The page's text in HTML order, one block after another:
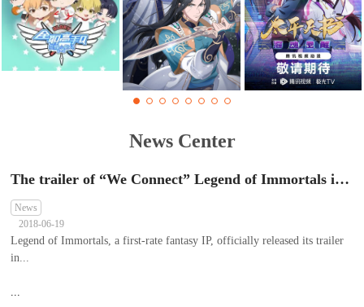
News Center
The trailer of “We Connect” Legend of Immortals is first exposed in China Literature IP Ecological Conference 2018
News
2018-06-19
Legend of Immortals, a first-rate fantasy IP, officially released its trailer
in...
...